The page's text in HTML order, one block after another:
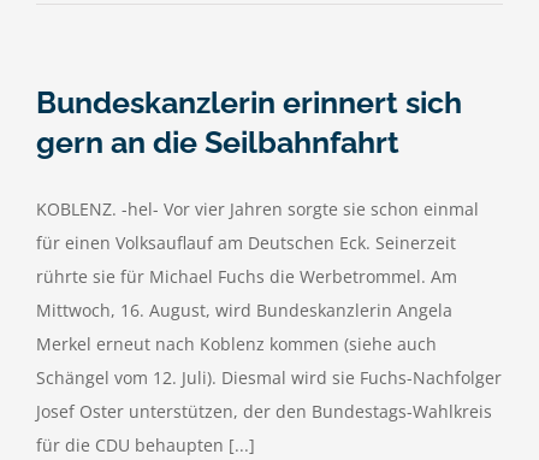
Bundeskanzlerin erinnert sich
gern an die Seilbahnfahrt
KOBLENZ. -hel- Vor vier Jahren sorgte sie schon einmal
für einen Volksauflauf am Deutschen Eck. Seinerzeit
rührte sie für Michael Fuchs die Werbetrommel. Am
Mittwoch, 16. August, wird Bundeskanzlerin Angela
Merkel erneut nach Koblenz kommen (siehe auch
Schängel vom 12. Juli). Diesmal wird sie Fuchs-Nachfolger
Josef Oster unterstützen, der den Bundestags-Wahlkreis
für die CDU behaupten [...]